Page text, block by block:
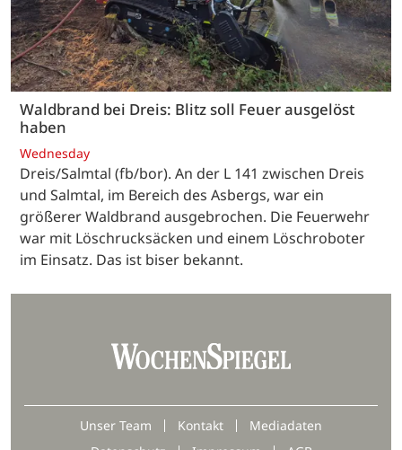
Waldbrand bei Dreis: Blitz soll Feuer ausgelöst
haben
Wednesday
Dreis/Salmtal (fb/bor). An der L 141 zwischen Dreis
und Salmtal, im Bereich des Asbergs, war ein
größerer Waldbrand ausgebrochen. Die Feuerwehr
war mit Löschrucksäcken und einem Löschroboter
im Einsatz. Das ist biser bekannt.
Unser Team Kontakt
Mediadaten